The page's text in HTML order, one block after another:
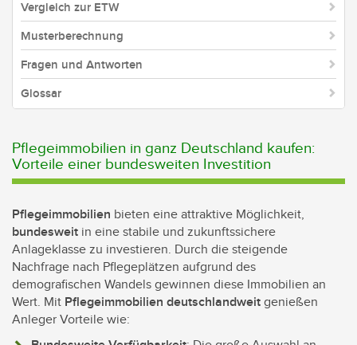
Vergleich zur ETW
Musterberechnung
Fragen und Antworten
Glossar
Pflegeimmobilien in ganz Deutschland kaufen:
Vorteile einer bundesweiten Investition
Pflegeimmobilien bieten eine attraktive Möglichkeit,
bundesweit in eine stabile und zukunftssichere
Anlageklasse zu investieren. Durch die steigende
Nachfrage nach Pflegeplätzen aufgrund des
demografischen Wandels gewinnen diese Immobilien an
Wert. Mit Pflegeimmobilien deutschlandweit genießen
Anleger Vorteile wie: